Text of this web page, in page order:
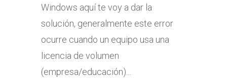
Windows aquí te voy a dar la
solución, generalmente este error
ocurre cuando un equipo usa una
licencia de volumen
(empresa/educación)...